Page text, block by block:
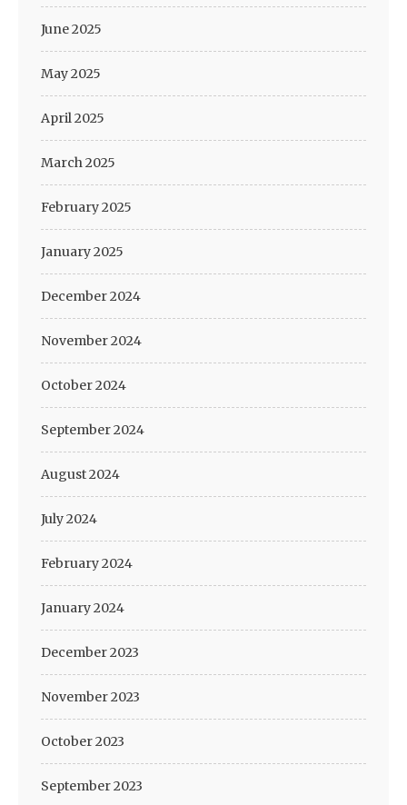
June 2025
May 2025
April 2025
March 2025
February 2025
January 2025
December 2024
November 2024
October 2024
September 2024
August 2024
July 2024
February 2024
January 2024
December 2023
November 2023
October 2023
September 2023